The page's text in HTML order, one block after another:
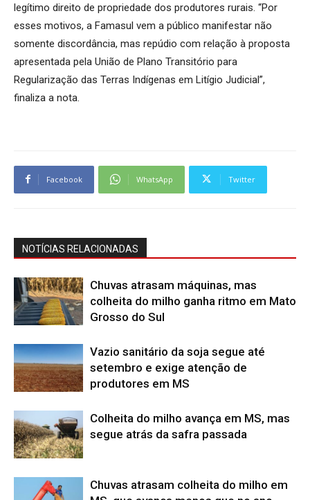
legítimo direito de propriedade dos produtores rurais. “Por
esses motivos, a Famasul vem a público manifestar não
somente discordância, mas repúdio com relação à proposta
apresentada pela União de Plano Transitório para
Regularização das Terras Indígenas em Litígio Judicial”,
finaliza a nota.
Facebook WhatsApp Twitter
NOTÍCIAS RELACIONADAS
Chuvas atrasam máquinas, mas
colheita do milho ganha ritmo em Mato
Grosso do Sul
Vazio sanitário da soja segue até
setembro e exige atenção de
produtores em MS
Colheita do milho avança em MS, mas
segue atrás da safra passada
Chuvas atrasam colheita do milho em